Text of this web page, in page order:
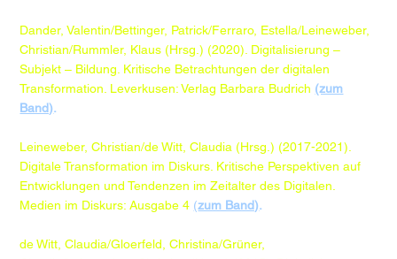
Dander, Valentin/Bettinger, Patrick/Ferraro, Estella/Leineweber,
Christian/Rummler, Klaus (Hrsg.) (2020). Digitalisierung –
Subjekt – Bildung. Kritische Betrachtungen der digitalen
Transformation. Leverkusen: Verlag Barbara Budrich (zum
Band).
Leineweber, Christian/de Witt, Claudia (Hrsg.) (2017-2021).
Digitale Transformation im Diskurs. Kritische Perspektiven auf
Entwicklungen und Tendenzen im Zeitalter des Digitalen.
Medien im Diskurs: Ausgabe 4 (zum Band).
de Witt, Claudia/Gloerfeld, Christina/Grüner,